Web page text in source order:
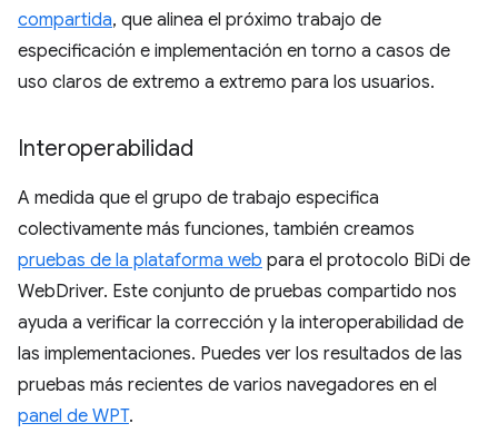
compartida, que alinea el próximo trabajo de
especificación e implementación en torno a casos de
uso claros de extremo a extremo para los usuarios.
Interoperabilidad
A medida que el grupo de trabajo especifica
colectivamente más funciones, también creamos
pruebas de la plataforma web para el protocolo BiDi de
WebDriver. Este conjunto de pruebas compartido nos
ayuda a verificar la corrección y la interoperabilidad de
las implementaciones. Puedes ver los resultados de las
pruebas más recientes de varios navegadores en el
panel de WPT.